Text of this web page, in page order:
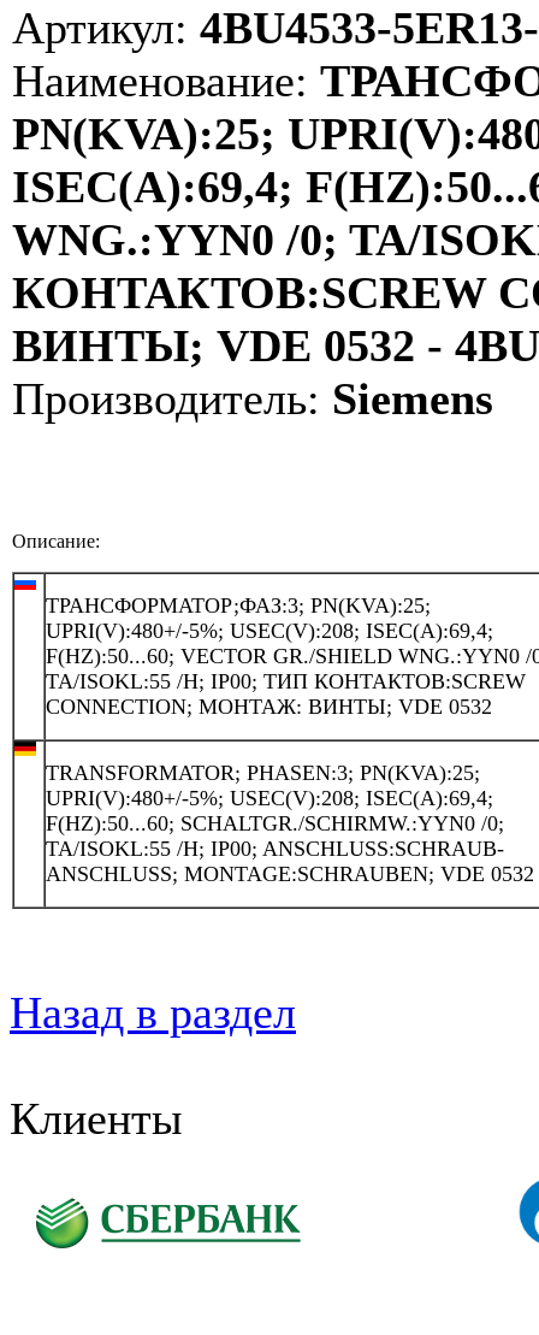
Артикул: 4BU4533-
Наименование:
PN(KVA):25;
ISEC(A):69,4;
WNG.:YYN0 /0; TA/
КОНТАКТОВ:SCREW
ВИНТЫ; VDE 0532 -
Производитель: Siemens
Описание:
ТРАНСФОРМАТОР;ФАЗ:3; PN(KVA):25;
UPRI(V):480+/-5%; USEC(V):208; ISEC(A):69,4;
F(HZ):50...60; VECTOR GR./SHIELD WNG.:YYN0 /
TA/ISOKL:55 /H; IP00; ТИП КОНТАКТОВ:SCREW
CONNECTION; МОНТАЖ: ВИНТЫ; VDE 0532
TRANSFORMATOR; PHASEN:3; PN(KVA):25;
UPRI(V):480+/-5%; USEC(V):208; ISEC(A):69,4;
F(HZ):50...60; SCHALTGR./SCHIRMW.:YYN0 /0;
TA/ISOKL:55 /H; IP00; ANSCHLUSS:SCHRAUB-
ANSCHLUSS; MONTAGE:SCHRAUBEN; VDE 0532
Назад в раздел
Клиенты